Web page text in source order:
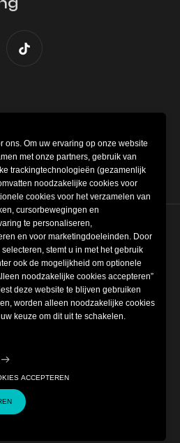
2022 Museum of
instellingen
voorwaarden
ons. Om uw ervaring op onze website
met onze partners, gebruik van
trackingtechnologieën (gezamenlijk
noodzakelijke cookies voor
cookies voor het verzamelen van
cursorbewegingen en
te personaliseren,
en voor marketingdoeleinden. Door
stemt u in met het gebruik
ook de mogelijkheid om optionele
noodzakelijke cookies accepteren”
deze website te blijven gebruiken
worden alleen noodzakelijke cookies
keuze om dit uit te schakelen.
ACCEPTEREN